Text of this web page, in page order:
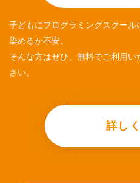
子どもにプログラミングスクー
染めるか不安。
そんな方はぜひ、無料でご利用
さい。
詳し